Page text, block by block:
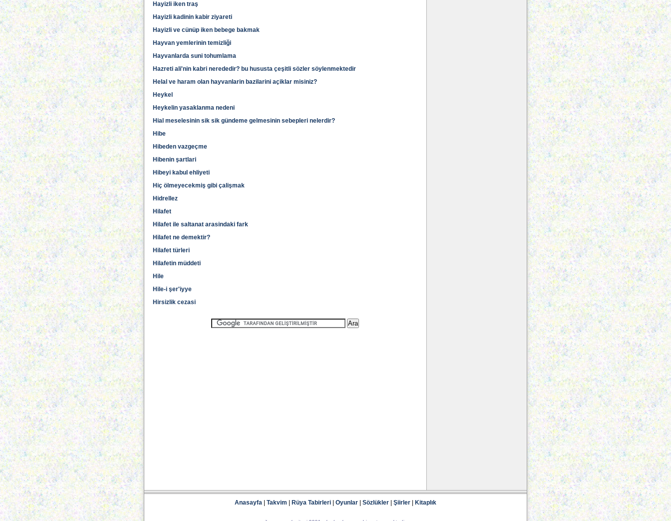
Hayizli iken traş
Hayizli kadinin kabir ziyareti
Hayizli ve cünüp iken bebege bakmak
Hayvan yemlerinin temizliği
Hayvanlarda suni tohumlama
Hazreti ali'nin kabri nerededir? bu hususta çeşitli sözler söylenmektedir
Helal ve haram olan hayvanlarin bazilarini açiklar misiniz?
Heykel
Heykelin yasaklanma nedeni
Hial meselesinin sik sik gündeme gelmesinin sebepleri nelerdir?
Hibe
Hibeden vazgeçme
Hibenin şartlari
Hibeyi kabul ehliyeti
Hiç ölmeyecekmiş gibi çalişmak
Hidrellez
Hilafet
Hilafet ile saltanat arasindaki fark
Hilafet ne demektir?
Hilafet türleri
Hilafetin müddeti
Hile
Hile-i şer'iyye
Hirsizlik cezasi
Anasayfa Takvim Rüya Tabirleri Oyunlar Sözlükler Şiirler Kitaplık